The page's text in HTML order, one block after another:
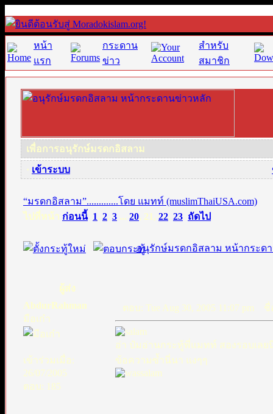
หน้า
แรก
กระดาน
ข่าว
สำหรับ
สมาชิก
เพื่อการอนุรักษ์มรดกอิสลาม
· เข้าระบบ
“มรดกอิสลาม”.............โดย แมทท์ (muslimThaiUSA.com)
ไปที่หน้า ก่อนนี้ 1, 2, 3 ... 20, 21 , 22, 23 ถัดไป
อนุรักษ์มรดกอิสลาม หน้ากระด
ผู้ส่ง
AbdurRahman
มือเก๋า
เข้าร่วมเมื่อ:
26/07/2005
ตอบ: 185
ตอบ: Tue Aug 30, 2005 11:07 pm ชื่
อ่า ป๋มอ่านกระทู้พี่แมทท์ สองรอบเลย
ข้อความซ้ำนี่นา แงๆๆ